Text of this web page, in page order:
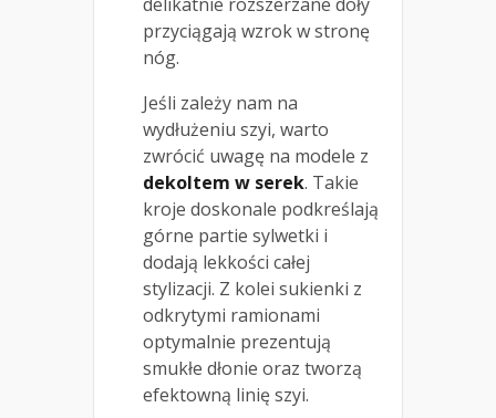
przyciągają wzrok w stronę
nóg.
Jeśli zależy nam na
wydłużeniu szyi, warto
zwrócić uwagę na modele z
dekoltem w serek. Takie
kroje doskonale podkreślają
górne partie sylwetki i
dodają lekkości całej
stylizacji. Z kolei sukienki z
odkrytymi ramionami
optymalnie prezentują
smukłe dłonie oraz tworzą
efektowną linię szyi.